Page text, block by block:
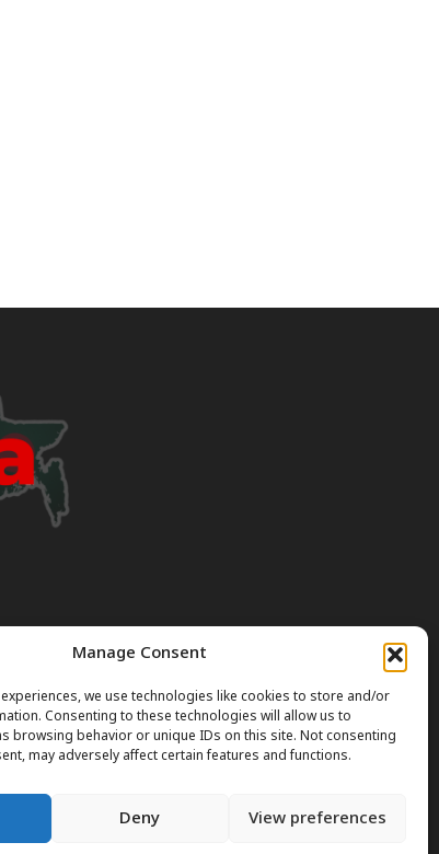
Manage Consent
we use technologies like cookies to store and/or
Consenting to these technologies will allow us to
browsing behavior or unique IDs on this site. Not consenting
may adversely affect certain features and functions.
Deny View preferences
produce incorrect or outdated
advice. Always verify official rules